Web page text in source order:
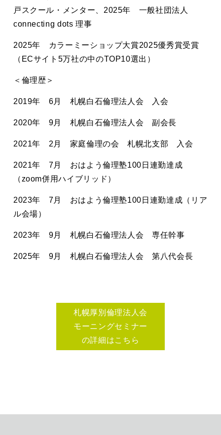
戸スクール・メンター、2025年 一般社団法人
connecting dots 理事
2025年 カラーミーショップ大賞2025優秀賞受賞
（ECサイト5万社の中のTOP10選出）
＜倫理歴＞
2019年 6月 札幌白石倫理法人会 入会
2020年 9月 札幌白石倫理法人会 副会長
2021年 2月 家庭倫理の会 札幌北支部 入会
2021年 7月 おはよう倫理塾100日連勤達成
（zoom併用ハイブリッド）
2023年 7月 おはよう倫理塾100日連勤達成（リア
ル会場）
2023年 9月 札幌白石倫理法人会 専任幹事
2025年 9月 札幌白石倫理法人会 第八代会長
札幌厚別倫理法人会
モーニングセミナー
の詳細はこちら